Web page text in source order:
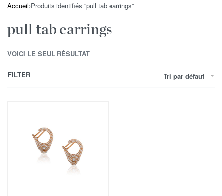
Accueil›Produits identifiés “pull tab earrings”
pull tab earrings
VOICI LE SEUL RÉSULTAT
Tri par défaut
FILTER